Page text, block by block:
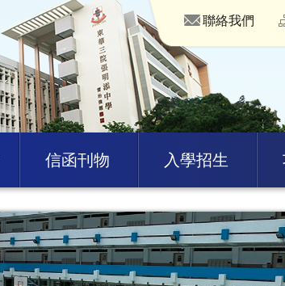
聯絡我們
信函刊物 入學招生